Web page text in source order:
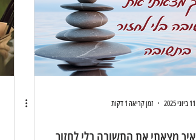
11 ביוני 2025 זמן קריאה 1 דקות
איך מצאתי את התשובה בלי לחזור